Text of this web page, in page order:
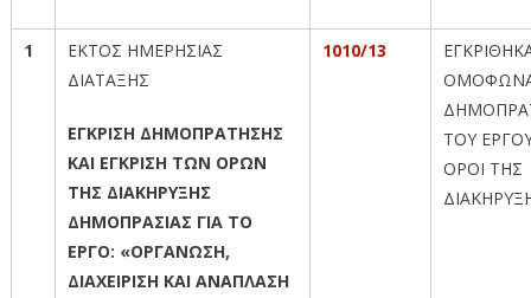
1
ΕΚΤΟΣ ΗΜΕΡΗΣΙΑΣ
ΔΙΑΤΑΞΗΣ
ΕΓΚΡΙΣΗ ΔΗΜΟΠΡΑΤΗΣΗΣ
ΚΑΙ ΕΓΚΡΙΣΗ ΤΩΝ ΟΡΩΝ
ΤΗΣ ΔΙΑΚΗΡΥΞΗΣ
ΔΗΜΟΠΡΑΣΙΑΣ ΓΙΑ ΤΟ
ΕΡΓΟ: «ΟΡΓΑΝΩΣΗ,
ΔΙΑΧΕΙΡΙΣΗ ΚΑΙ ΑΝΑΠΛΑΣΗ
1010/13
ΤΟΥ
ΟΡΟΙ ΤΗΣ